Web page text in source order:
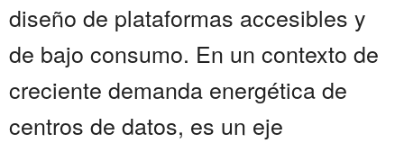
diseño de plataformas accesibles y
de bajo consumo. En un contexto de
creciente demanda energética de
centros de datos, es un eje